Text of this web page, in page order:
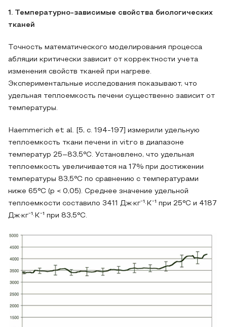
1. Температурно-зависимые свойства биологических
тканей
Точность математического моделирования процесса
абляции критически зависит от корректности учета
изменения свойств тканей при нагреве.
Экспериментальные исследования показывают, что
удельная теплоемкость печени существенно зависит от
температуры.
Haemmerich et al. [5, с. 194-197] измерили удельную
теплоемкость ткани печени in vitro в диапазоне
температур 25–83,5°C. Установлено, что удельная
теплоемкость увеличивается на 17% при достижении
температуры 83,5°C по сравнению с температурами
ниже 65°C (p < 0,05). Среднее значение удельной
теплоемкости составило 3411 Дж·кг⁻¹·K⁻¹ при 25°C и 4187
Дж·кг⁻¹·K⁻¹ при 83,5°C.